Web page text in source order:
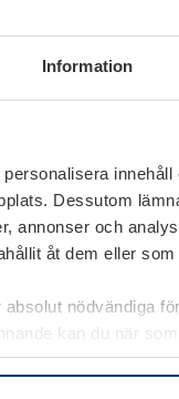
Information
Dessutom
annonser och
åt dem eller
nödvändiga
kan du när